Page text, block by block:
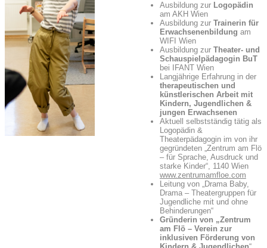
Ausbildung zur Logopädin
am AKH Wien
Ausbildung zur Trainerin für
Erwachsenenbildung am
WIFI Wien
Ausbildung zur Theater- und
Schauspielpädagogin BuT
bei IFANT Wien
Langjährige Erfahrung in der
therapeutischen und
künstlerischen Arbeit mit
Kindern, Jugendlichen &
jungen Erwachsenen
Aktuell selbstständig tätig als
Logopädin &
Theaterpädagogin im von ihr
gegründeten „Zentrum am Flö
– für Sprache, Ausdruck und
starke Kinder“, 1140 Wien
www.zentrumamfloe.com
Leitung von „Drama Baby,
Drama – Theatergruppen für
Jugendliche mit und ohne
Behinderungen“
Gründerin von „Zentrum
am Flö – Verein zur
inklusiven Förderung von